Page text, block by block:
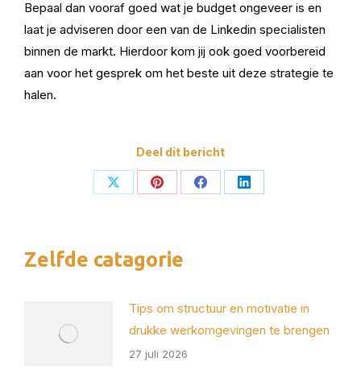
Bepaal dan vooraf goed wat je budget ongeveer is en
laat je adviseren door een van de Linkedin specialisten
binnen de markt. Hierdoor kom jij ook goed voorbereid
aan voor het gesprek om het beste uit deze strategie te
halen.
Deel dit bericht
Deel
Deel
Deel
Deel
Zelfde catagorie
Tips om structuur en motivatie in
drukke werkomgevingen te brengen
27 juli 2026